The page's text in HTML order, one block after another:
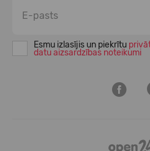
Esmu izlasījis un piekrītu
datu aizsardzības noteikumi